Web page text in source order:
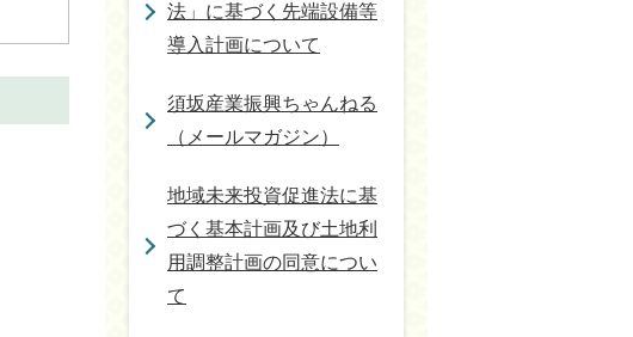
法」に基づく先端設備等
導入計画について
須坂産業振興ちゃんねる
（メールマガジン）
地域未来投資促進法に基
づく基本計画及び土地利
用調整計画の同意につい
て